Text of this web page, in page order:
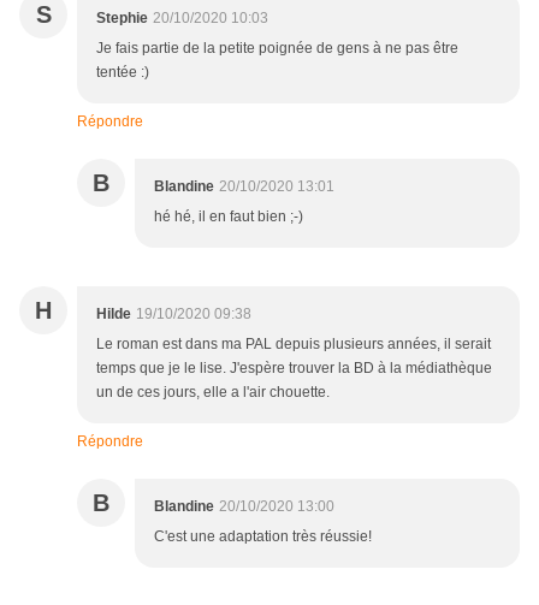
S Stephie 20/10/2020 10:03
Je fais partie de la petite poignée de gens à ne pas être
tentée :)
Répondre
B Blandine 20/10/2020 13:01
hé hé, il en faut bien ;-)
H Hilde 19/10/2020 09:38
Le roman est dans ma PAL depuis plusieurs années, il serait
temps que je le lise. J'espère trouver la BD à la médiathèque
un de ces jours, elle a l'air chouette.
Répondre
B Blandine 20/10/2020 13:00
C'est une adaptation très réussie!